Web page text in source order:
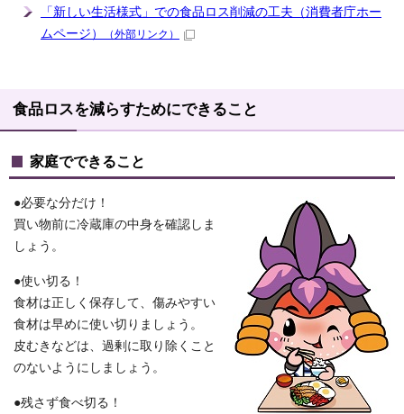
「新しい生活様式」での食品ロス削減の工夫（消費者庁ホー
ムページ）
（外部リンク）
食品ロスを減らすためにできること
家庭でできること
●必要な分だけ！
買い物前に冷蔵庫の中身を確認しま
しょう。
●使い切る！
食材は正しく保存して、傷みやすい
食材は早めに使い切りましょう。
皮むきなどは、過剰に取り除くこと
のないようにしましょう。
●残さず食べ切る！